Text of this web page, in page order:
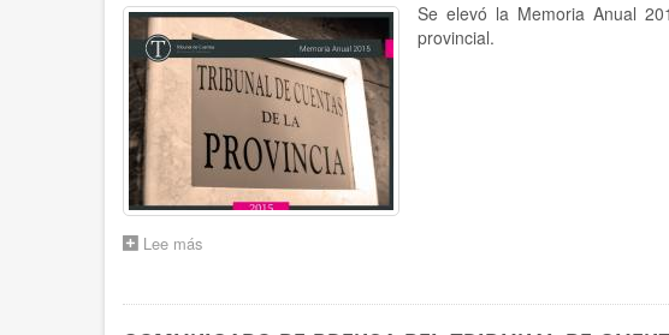
LA
DIRECCIÓN
DE
CUENTAS
DESCENTRALIZADAS
II
Se elevó la Memoria Anual
provincial.
Lee más
2015